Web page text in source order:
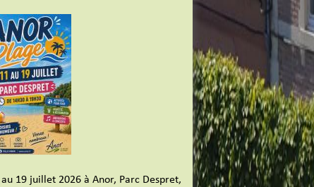
au 19 juillet 2026 à Anor, Parc Despret,